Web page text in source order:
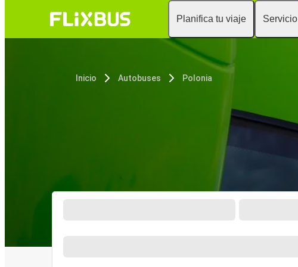
Planifica tu viaje Servicio
Inicio Autobuses Polonia